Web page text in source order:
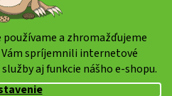
a zhromažďujeme
Vám spríjemnili internetové
aj funkcie nášho e-shopu.
. Všetky práva vyhradené.
cookies